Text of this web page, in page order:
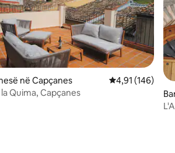
në Capçanes Vlerësimi
4,91 (146)
Quima, Capçanes